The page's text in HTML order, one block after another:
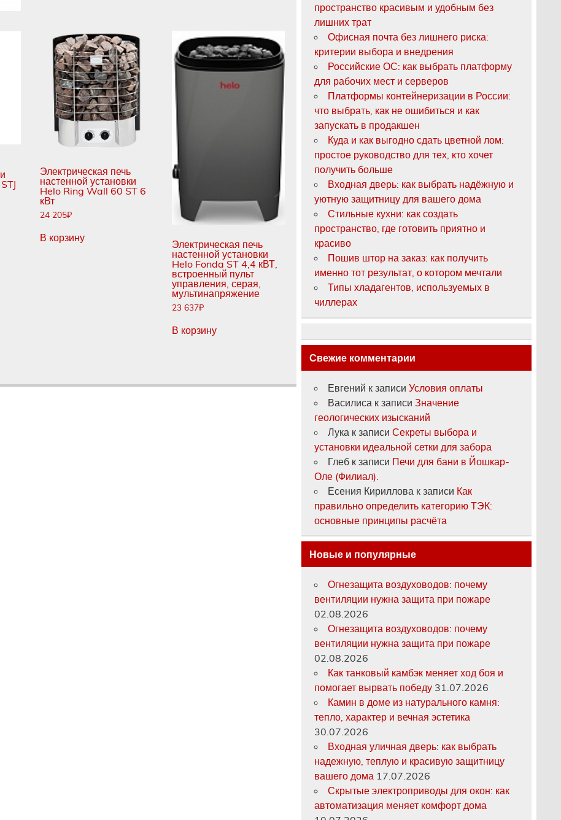
Электрическая печь
настенной установки
Helo Ring Wall 60 ST 6
кВт
24 205₽
В корзину
Электрическая печь
настенной установки
Helo Fonda ST 4,4 кВТ,
встроенный пульт
управления, серая,
мультинапряжение
23 637₽
В корзину
пространство красивым и удобным без
лишних трат
Офисная почта без лишнего риска:
критерии выбора и внедрения
Российские ОС: как выбрать платформу
для рабочих мест и серверов
Платформы контейнеризации в России:
что выбрать, как не ошибиться и как
запускать в продакшен
Куда и как выгодно сдать цветной лом:
простое руководство для тех, кто хочет
получить больше
Входная дверь: как выбрать надёжную и
уютную защитницу для вашего дома
Стильные кухни: как создать
пространство, где готовить приятно и
красиво
Пошив штор на заказ: как получить
именно тот результат, о котором мечтали
Типы хладагентов, используемых в
чиллерах
Свежие комментарии
Евгений к записиУсловия оплаты
Василиса к записиЗначение
геологических изысканий
Лука к записиСекреты выбора и
установки идеальной сетки для забора
Глеб к записи Печи для бани в Йошкар-
Оле (Филиал).
Есения Кириллова к записи Как
правильно определить категорию ТЭК:
основные принципы расчёта
Новые и популярные
Огнезащита воздуховодов: почему
вентиляции нужна защита при пожаре
02.08.2026
Огнезащита воздуховодов: почему
вентиляции нужна защита при пожаре
02.08.2026
Как танковый камбэк меняет ход боя и
помогает вырвать победу 31.07.2026
Камин в доме из натурального камня:
тепло, характер и вечная эстетика
30.07.2026
Входная уличная дверь: как выбрать
надежную, теплую и красивую защитницу
вашего дома 17.07.2026
Скрытые электроприводы для окон: как
автоматизация меняет комфорт дома